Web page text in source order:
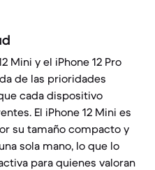
Mini y el iPhone 12 Pro
de las prioridades
cada dispositivo
El iPhone 12 Mini es
su tamaño compacto y
sola mano, lo que lo
para quienes valoran